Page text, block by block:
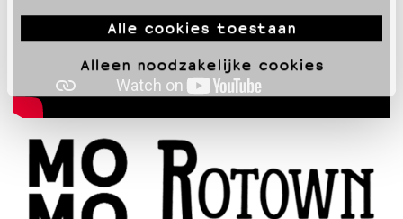
Alle cookies toestaan
Alleen noodzakelijke cookies